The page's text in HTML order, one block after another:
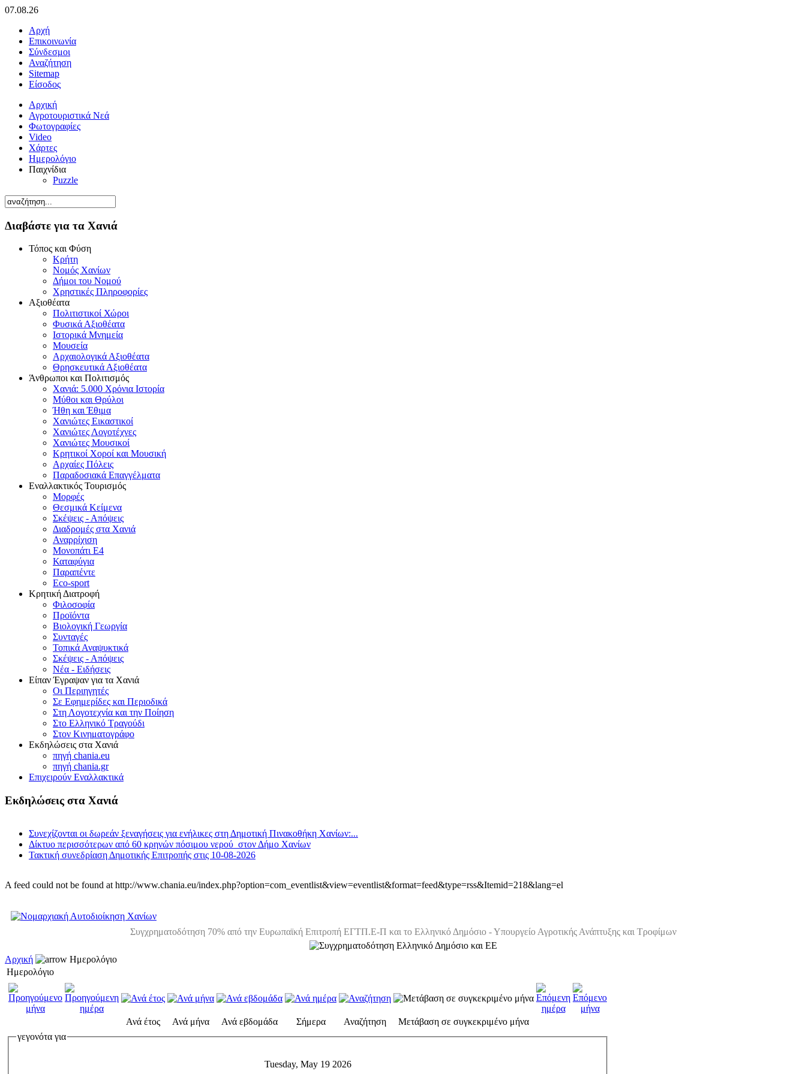
07.08.26
Αρχή
Επικοινωνία
Σύνδεσμοι
Αναζήτηση
Sitemap
Είσοδος
Αρχική
Αγροτουριστικά Νεά
Φωτογραφίες
Video
Χάρτες
Ημερολόγιο
Παιχνίδια
Puzzle
Διαβάστε για τα Χανιά
Τόπος και Φύση
Κρήτη
Νομός Χανίων
Δήμοι του Νομού
Χρηστικές Πληροφορίες
Αξιοθέατα
Πολιτιστικοί Χώροι
Φυσικά Αξιοθέατα
Ιστορικά Μνημεία
Μουσεία
Αρχαιολογικά Αξιοθέατα
Θρησκευτικά Αξιοθέατα
Άνθρωποι και Πολιτισμός
Χανιά: 5.000 Χρόνια Ιστορία
Μύθοι και Θρύλοι
Ήθη και Έθιμα
Χανιώτες Εικαστικοί
Χανιώτες Λογοτέχνες
Χανιώτες Μουσικοί
Κρητικοί Χοροί και Μουσική
Αρχαίες Πόλεις
Παραδοσιακά Επαγγέλματα
Εναλλακτικός Τουρισμός
Μορφές
Θεσμικά Κείμενα
Σκέψεις - Απόψεις
Διαδρομές στα Χανιά
Αναρρίχιση
Μονοπάτι Ε4
Καταφύγια
Παραπέντε
Eco-sport
Κρητική Διατροφή
Φιλοσοφία
Προϊόντα
Βιολογική Γεωργία
Συνταγές
Τοπικά Αναψυκτικά
Σκέψεις - Απόψεις
Νέα - Ειδήσεις
Είπαν Έγραψαν για τα Χανιά
Οι Περιηγητές
Σε Εφημερίδες και Περιοδικά
Στη Λογοτεχνία και την Ποίηση
Στο Ελληνικό Τραγούδι
Στον Κινηματογράφο
Εκδηλώσεις στα Χανιά
πηγή chania.eu
πηγή chania.gr
Επιχειρούν Εναλλακτικά
Εκδηλώσεις στα Χανιά
Συνεχίζονται οι δωρεάν ξεναγήσεις για ενήλικες στη Δημοτική Πινακοθήκη Χανίων:...
Δίκτυο περισσότερων από 60 κρηνών πόσιμου νερού στον Δήμο Χανίων
Τακτική συνεδρίαση Δημοτικής Επιτροπής στις 10-08-2026
A feed could not be found at http://www.chania.eu/index.php?option=com_eventlist&view=eventlist&format=feed&type=rss&Itemid=218&lang=el
Συγχρηματοδότηση 70% από την Ευρωπαϊκή Επιτροπή ΕΓΤΠ.Ε-Π και το Ελληνικό Δημόσιο - Υπουργείο Αγροτικής Ανάπτυξης και Τροφίμων
Αρχική
Ημερολόγιο
Ημερολόγιο
Ανά έτος Ανά μήνα Ανά εβδομάδα Σήμερα Αναζήτηση
Μετάβαση σε συγκεκριμένο μήνα
γεγονότα για
Tuesday, May 19 2026